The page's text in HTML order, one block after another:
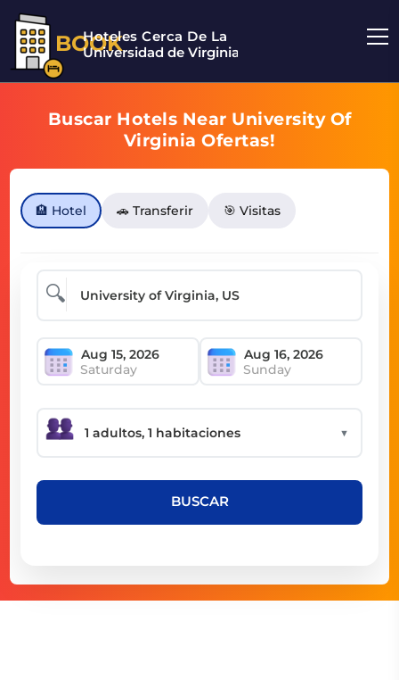
BOOK
Hoteles Cerca De La
Universidad de Virginia
Buscar Hotels Near University Of
Virginia Ofertas!
🏨 Hotel 🚗 Transferir 🎯 Visitas
🔍
Saturday Sunday
▼
BUSCAR